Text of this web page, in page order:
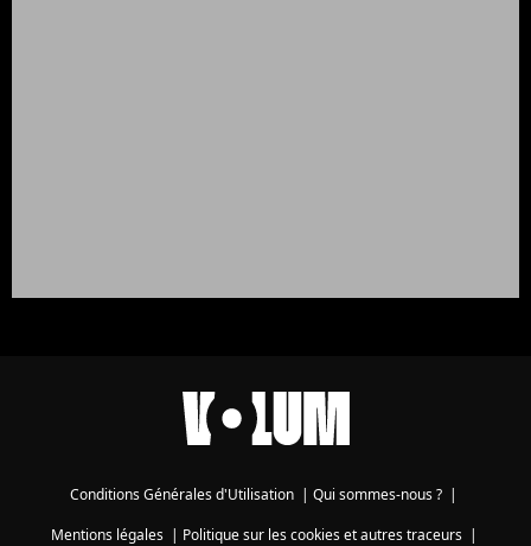
Conditions Générales d'Utilisation | Qui sommes-nous ? |
Mentions légales| Politique sur les cookies et autres traceurs|